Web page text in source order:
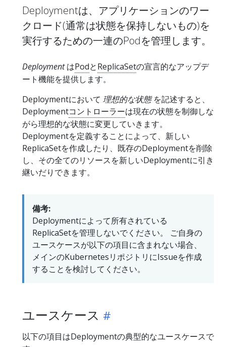
Deploymentは、アプリケーションのワー
クロード(通常は状態を保持しないもの)を
実行するための一連のPodを管理します。
DeploymentはPodとReplicaSetの宣言的なアップデ
ート機能を提供します。
Deploymentにおいて 理想的な状態を記述すると、
Deploymentコントローラーは現在の状態を制御しな
がら理想的な状態に変更していきます。
Deploymentを定義することによって、新しい
ReplicaSetを作成したり、既存のDeploymentを削除
し、その全てのリソースを新しいDeploymentに引き
継いだりできます。
備考:
Deploymentによって所有されている
ReplicaSetを管理しないでください。 ご自身の
ユースケースが以下の項目に含まれない場合、
メインのKubernetesリポジトリにIssueを作成
することを検討してください。
ユースケース
以下の項目はDeploymentの典型的なユースケースで